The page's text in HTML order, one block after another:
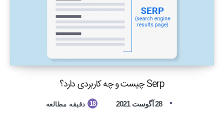
Serp چیست و چه کاربردی دارد؟
28 آگوست 2021 18 دقیقه مطالعه